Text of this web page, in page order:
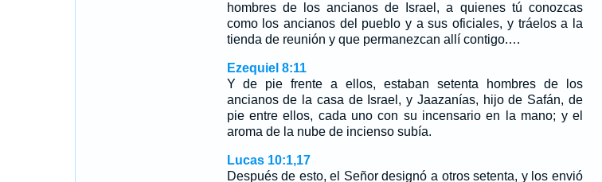
hombres de los ancianos de Israel, a quienes tú conozcas
como los ancianos del pueblo y a sus oficiales, y tráelos a la
tienda de reunión y que permanezcan allí contigo.…
Ezequiel 8:11
Y de pie frente a ellos, estaban setenta hombres de los
ancianos de la casa de Israel, y Jaazanías, hijo de Safán, de
pie entre ellos, cada uno con su incensario en la mano; y el
aroma de la nube de incienso subía.
Lucas 10:1,17
Después de esto, el Señor designó a otros setenta, y los envió